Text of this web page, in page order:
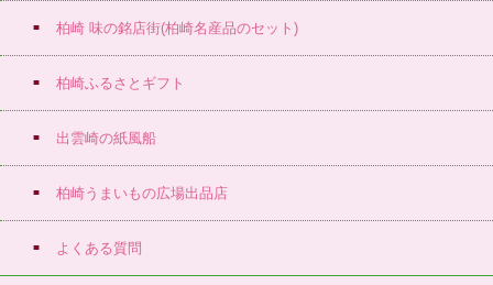
柏崎 味の銘店街(柏崎名産品のセット)
柏崎ふるさとギフト
出雲崎の紙風船
柏崎うまいもの広場出品店
よくある質問